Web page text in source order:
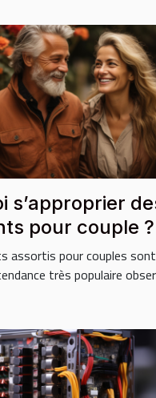
s’approprier
pour couple ?
assortis pour couples sont
très populaire